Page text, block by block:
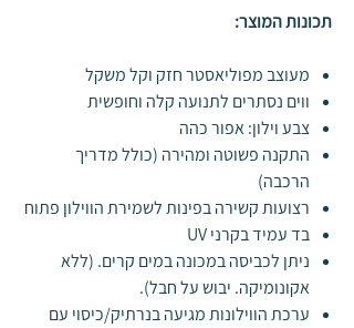
תכונות המוצר:
מעוצב מפוליאסטר חזק וקל משקל
ווים נסתרים לתנועה קלה וחופשית
צבע וילון: אפור כהה
התקנה פשוטה ומהירה (כולל מדריך
הרכבה)
רצועות קשירה בפינות לשמירת הווילון פתוח
בד עמיד בקרני UV
ניתן לכביסה במכונה במים קרים. (ללא
אקונומיקה. יבוש על חבל).
ערכת הווילונות מגיעה בנרתיק/כיסוי עם